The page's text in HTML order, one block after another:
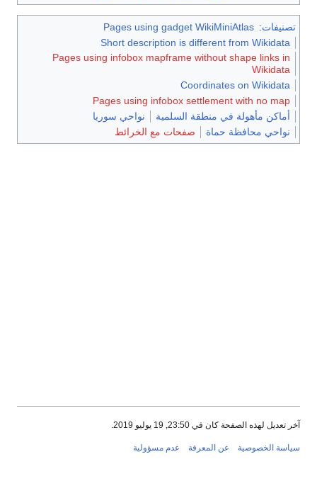
تصنيفات:
Pages using gadget WikiMiniAtlas
Short description is different from Wikidata
Pages using infobox mapframe without shape links in
Wikidata
Coordinates on Wikidata
Pages using infobox settlement with no map
أماكن مأهولة في منطقة السلمية
نواحي سوريا
نواحي محافظة حماة
صفحات مع الخرائط
آخر تعديل لهذه الصفحة كان في 23:50, 19 يوليو 2019.
سياسة الخصوصية عن المعرفة عدم مسؤولية